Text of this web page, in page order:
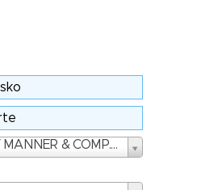
JOSEF MANNER & COMP. AG